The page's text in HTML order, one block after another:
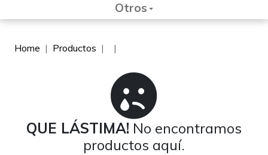
Otros
Home Productos
QUE LÁSTIMA! No encontramos
productos aquí.